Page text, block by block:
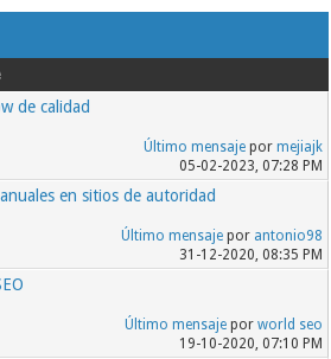
guitar.com/forum
wappen.de
forums
actuarial-discussion-
forum
de calidad
Último mensajepor mejiajk
05-02-2023, 07:28 PM
en sitios de autoridad
Último mensajepor antonio98
31-12-2020, 08:35 PM
Último mensajepor world seo
19-10-2020, 07:10 PM